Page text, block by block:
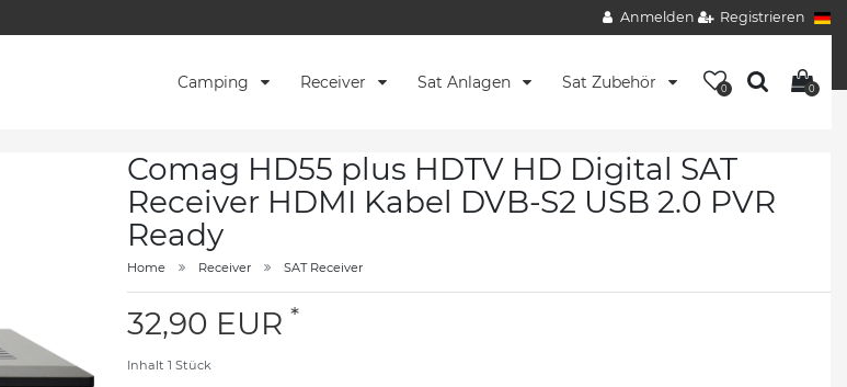
Anmelden Registrieren
Camping Receiver Sat Anlagen Sat Zubehör 0 0
Comag HD55 plus HDTV HD Digital SAT
Receiver HDMI Kabel DVB-S2 USB 2.0 PVR
Ready
Home Receiver SAT Receiver
32,90 EUR *
Inhalt 1 Stück